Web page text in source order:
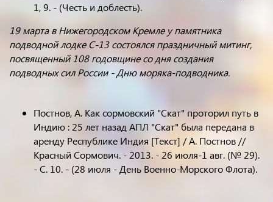
1, 9. - (Честь и доблесть).
19 марта в Нижегородском Кремле у памятника
подводной лодке С-13 состоялся праздничный митинг,
посвященный 108 годовщине со дня создания
подводных сил России - Дню моряка-подводника.
Постнов, А. Как сормовский "Скат" проторил путь в
Индию : 25 лет назад АПЛ "Скат" была передана в
аренду Республике Индия [Текст] / А. Постнов //
Красный Сормович. - 2013. - 26 июля-1 авг. (№ 29).
- С. 10. - (28 июля - День Военно-Морского Флота).